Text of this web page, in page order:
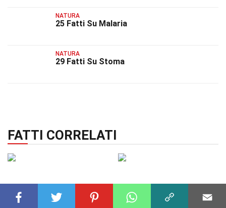
NATURA
25 Fatti Su Malaria
NATURA
29 Fatti Su Stoma
FATTI CORRELATI